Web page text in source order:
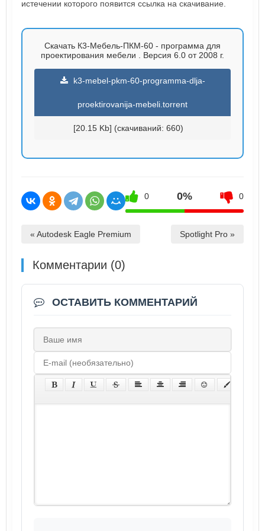
истечении которого появится ссылка на скачивание.
Скачать К3-Мебель-ПКМ-60 - программа для
проектирования мебели . Версия 6.0 от 2008 г.
k3-mebel-pkm-60-programma-dlja-
proektirovanija-mebeli.torrent
[20.15 Kb] (cкачиваний: 660)
0 0% 0
« Autodesk Eagle Premium Spotlight Pro »
Комментарии (0)
ОСТАВИТЬ КОММЕНТАРИЙ